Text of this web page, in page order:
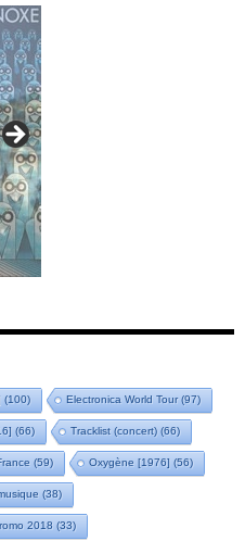
(100) Electronica World Tour(97)
(66) Tracklist (concert) (66)
(59) Oxygène [1976] (56)
(38)
2018 (33)